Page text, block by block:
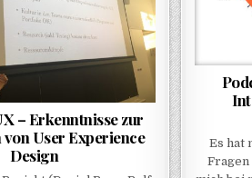
Es hat
Fragen
– Erkenntnisse zur
User Experience
Design